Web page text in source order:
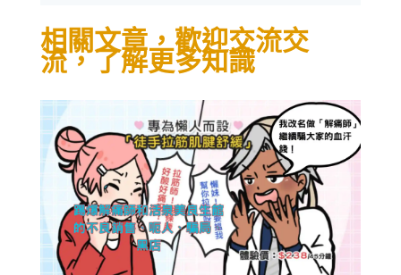
相關文章，歡迎交流交
流，了解更多知識